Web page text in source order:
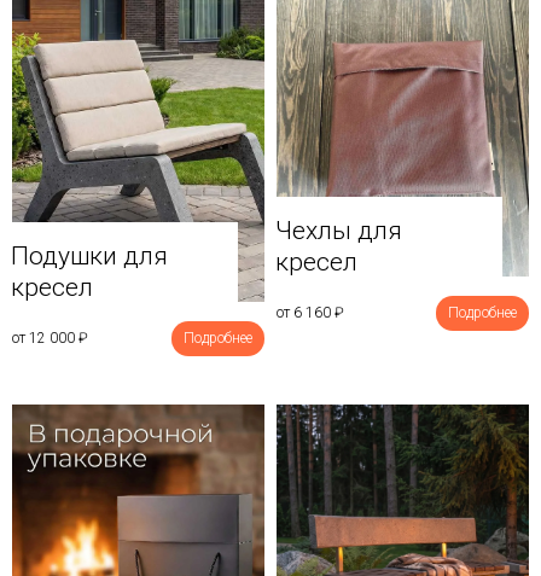
Подушки для
кресел
от 12 000 ₽ Подробнее
Чехлы для
кресел
от 6 160 ₽ Подробнее